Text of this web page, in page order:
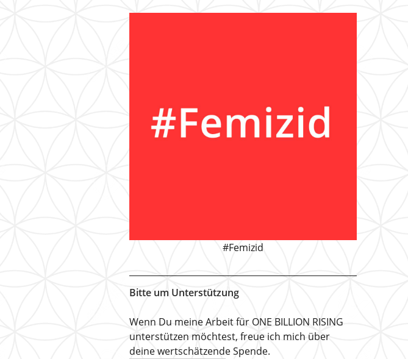
#Femizid
Bitte um Unterstützung
Wenn Du meine Arbeit für ONE BILLION RISING
unterstützen möchtest, freue ich mich über
deine wertschätzende Spende.